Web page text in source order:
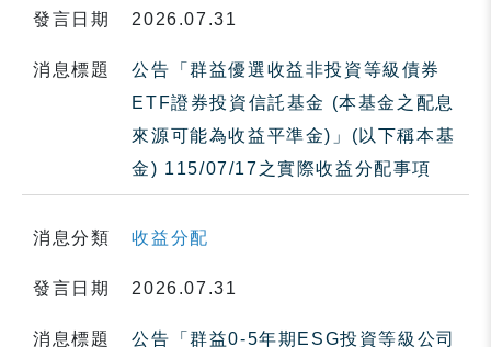
發言日期 2026.07.31
消息標題
公告「群益優選收益非投資等級債券
ETF證券投資信託基金 (本基金之配息
來源可能為收益平準金)」(以下稱本基
金) 115/07/17之實際收益分配事項
消息分類 收益分配
發言日期 2026.07.31
消息標題
公告「群益0-5年期ESG投資等級公司